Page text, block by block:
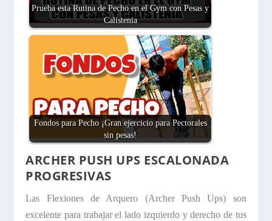
Prueba esta Rutina de Pecho en el Gym con Pesas y
Calistenia
Fondos para Pecho ¡Gran ejercicio para Pectorales
sin pesas!
ARCHER PUSH UPS ESCALONADA
PROGRESIVAS
Las Flexiones de Arquero (Archer Push Ups) son
excelente para trabajar el lado izquierdo y derecho de tus